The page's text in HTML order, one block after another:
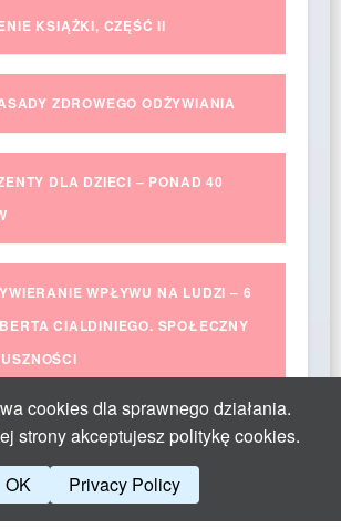
KSIĄŻKI, CZĘŚĆ II
ZDROWEGO ODŻYWIANIA
DLA DZIECI – PONAD 40
WPŁYWU NA LUDZI – 6
CIALDINIEGO. SPOŁECZNY
cookies dla sprawnego działania.
strony akceptujesz politykę cookies.
OK
Privacy Policy